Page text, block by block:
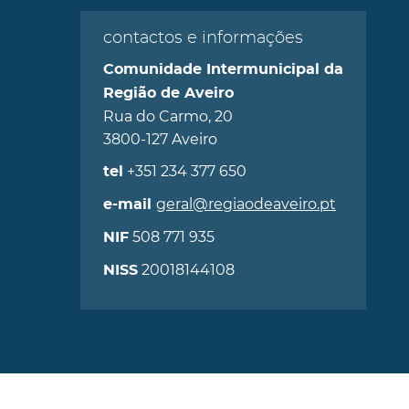
contactos e informações
Comunidade Intermunicipal da
Região de Aveiro
Rua do Carmo, 20
3800-127 Aveiro
tel +351 234 377 650
e-mail geral@regiaodeaveiro.pt
NIF508 771 935
NISS20018144108